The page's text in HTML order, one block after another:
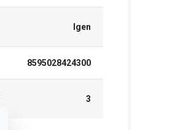
Igen
8595028424300
3